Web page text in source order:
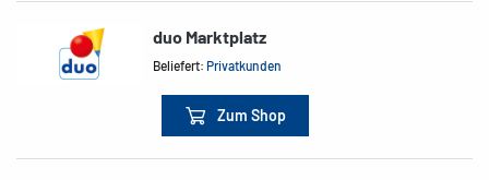
duo Marktplatz
Beliefert:Privatkunden
Zum Shop